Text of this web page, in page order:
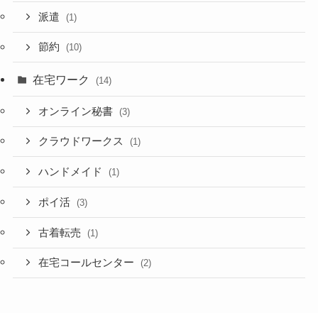
派遣 (1)
節約 (10)
在宅ワーク (14)
オンライン秘書 (3)
クラウドワークス (1)
ハンドメイド (1)
ポイ活 (3)
古着転売 (1)
在宅コールセンター (2)